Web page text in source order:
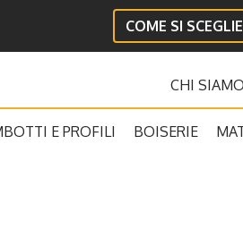
COME SI
CHI SIAMO
E PROFILI BOISERIE